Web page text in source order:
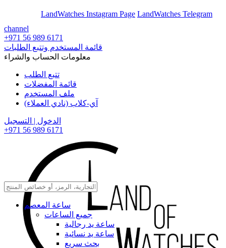
LandWatches Instagram Page LandWatches Telegram
channel
+971 56 989 6171
قائمة المستخدم وتتبع الطلبات
معلومات الحساب والشراء
تتبع الطلب
قائمة المفضلات
ملف المستخدم
آي-كلاب (نادي العملاء)
الدخول | التسجيل
+971 56 989 6171
ساعة المعصم
جميع الساعات
ساعة يد رجالية
ساعة يد نسائية
بحث سريع